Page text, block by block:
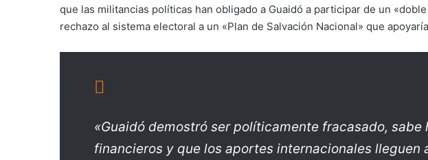
que las militancias políticas han obligado a Guaidó a participar de un
rechazo al sistema electoral a un «Plan de Salvación Nacional» que
«Guaidó demostró ser políticamente fracasado, sabe
financieros y que los aportes internacionales lleguen